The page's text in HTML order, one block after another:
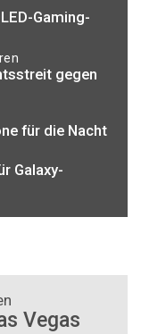
Gaming-
gegen
für die Nacht
Galaxy-
Vegas